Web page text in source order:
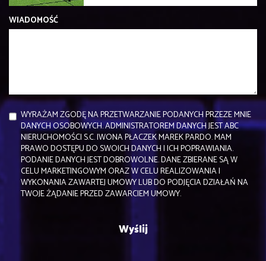
WIADOMOŚĆ
WYRAŻAM ZGODĘ NA PRZETWARZANIE PODANYCH PRZEZE MNIE
DANYCH OSOBOWYCH. ADMINISTRATOREM DANYCH JEST ABC
NIERUCHOMOŚCI S.C. IWONA PŁACZEK MAREK PARDO. MAM
PRAWO DOSTĘPU DO SWOICH DANYCH I ICH POPRAWIANIA.
PODANIE DANYCH JEST DOBROWOLNE. DANE ZBIERANE SĄ W
CELU MARKETINGOWYM ORAZ W CELU REALIZOWANIA I
WYKONANIA ZAWARTEJ UMOWY LUB DO PODJĘCIA DZIAŁAŃ NA
TWOJE ŻĄDANIE PRZED ZAWARCIEM UMOWY.